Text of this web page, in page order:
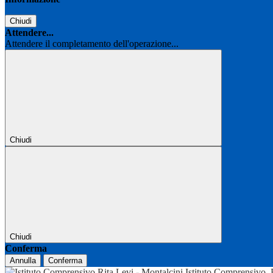
Chiudi
Attendere...
Attendere il completamento dell'operazione...
Chiudi
Chiudi
Conferma
Annulla Conferma